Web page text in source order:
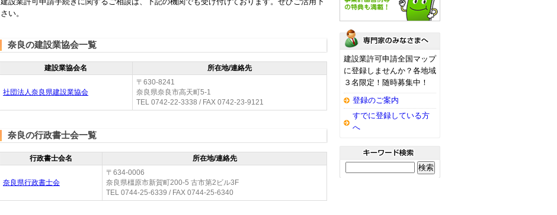
さい。
奈良の建設業協会一覧
建設業協会名 所在地/連絡先
社団法人奈良県建設業協会
〒630-8241
奈良県奈良市高天町5-1
TEL 0742-22-3338 / FAX 0742-23-9121
奈良の行政書士会一覧
行政書士会名 所在地/連絡先
奈良県行政書士会
〒634-0006
奈良県橿原市新賀町200-5 古市第2ビル3F
TEL 0744-25-6339 / FAX 0744-25-6340
建設業許可申請全国マップ
に登録しませんか？各地域
３名限定！随時募集中！
登録のご案内
すでに登録している方
へ